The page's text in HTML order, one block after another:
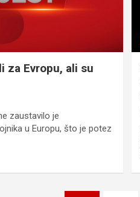
za Evropu, ali su
zaustavilo je
u Europu, što je potez